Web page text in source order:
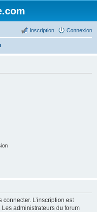
Connexion
Inscription
L’inscription est
administrateurs du forum